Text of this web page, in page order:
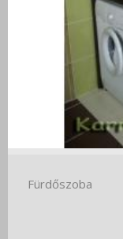
Fürdőszoba